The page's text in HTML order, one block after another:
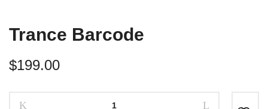
Trance Barcode
$199.00